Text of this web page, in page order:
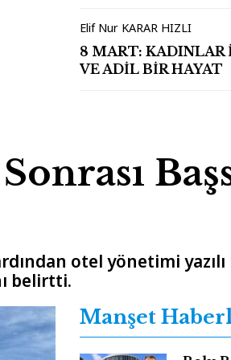
Elif Nur KARAR HIZLI
8 MART: KADINLAR
VE ADİL BİR HAYAT
otel yönetimi yazılı
belirtti.
Manşet